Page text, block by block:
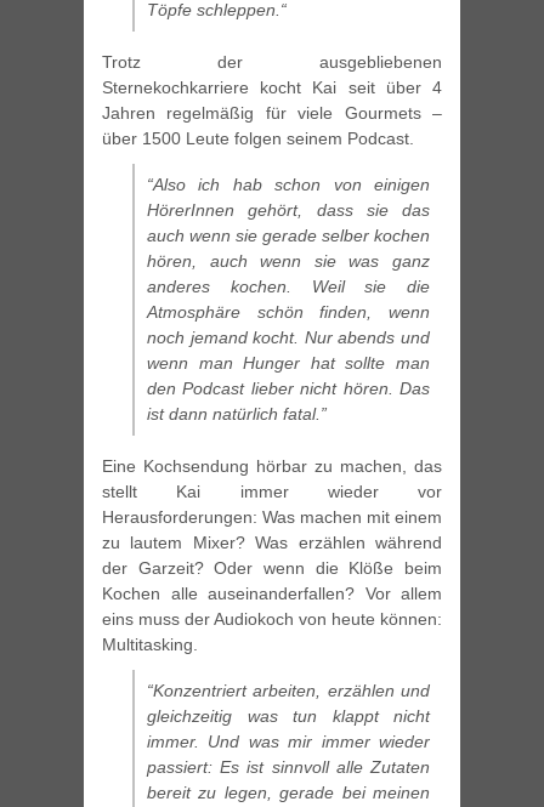
Töpfe schleppen.“
Trotz der ausgebliebenen
Sternekochkarriere kocht Kai seit über 4
Jahren regelmäßig für viele Gourmets –
über 1500 Leute folgen seinem Podcast.
“Also ich hab schon von einigen
HörerInnen gehört, dass sie das
auch wenn sie gerade selber kochen
hören, auch wenn sie was ganz
anderes kochen. Weil sie die
Atmosphäre schön finden, wenn
noch jemand kocht. Nur abends und
wenn man Hunger hat sollte man
den Podcast lieber nicht hören. Das
ist dann natürlich fatal.”
Eine Kochsendung hörbar zu machen, das
stellt Kai immer wieder vor
Herausforderungen: Was machen mit einem
zu lautem Mixer? Was erzählen während
der Garzeit? Oder wenn die Klöße beim
Kochen alle auseinanderfallen? Vor allem
eins muss der Audiokoch von heute können:
Multitasking.
“Konzentriert arbeiten, erzählen und
gleichzeitig was tun klappt nicht
immer. Und was mir immer wieder
passiert: Es ist sinnvoll alle Zutaten
bereit zu legen, gerade bei meinen